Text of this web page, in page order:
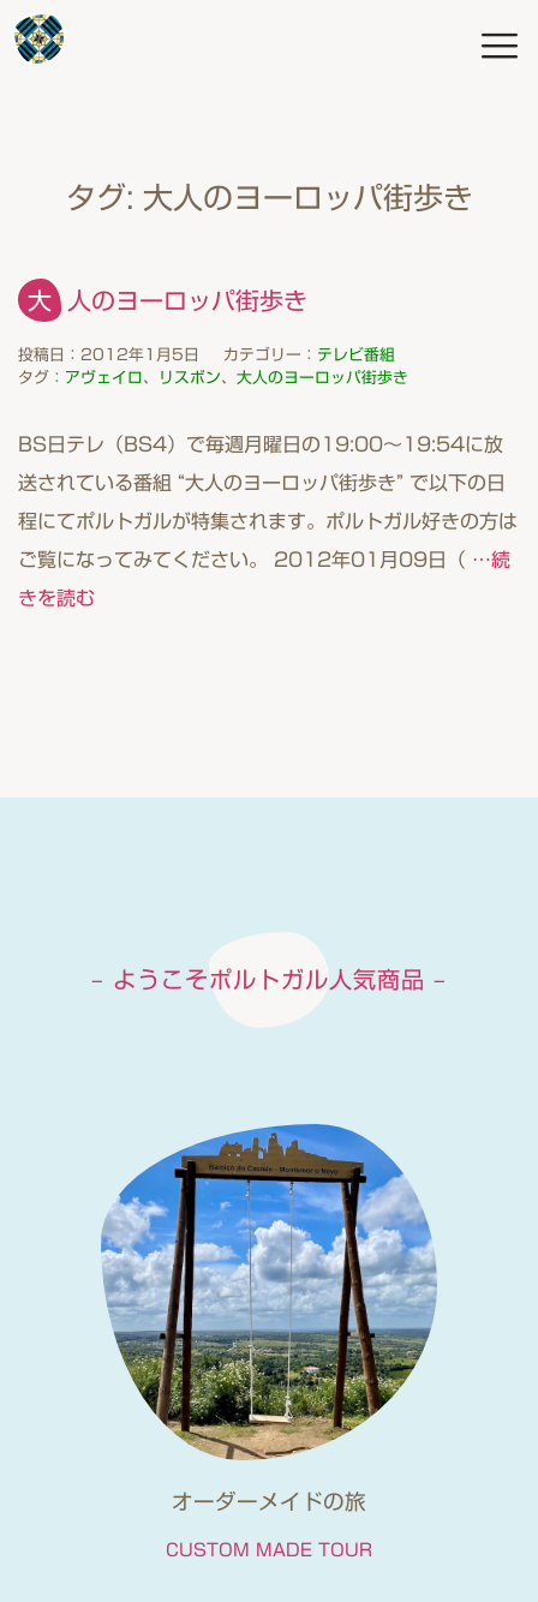
タグ: 大人のヨーロッパ街歩き
大人のヨーロッパ街歩き
投稿日：2012年1月5日 カテゴリー： テレビ番組
タグ： アヴェイロ、 リスボン、 大人のヨーロッパ街歩き
BS日テレ（BS4）で毎週月曜日の19:00～19:54に放
送されている番組 “大人のヨーロッパ街歩き” で以下の日
程にてポルトガルが特集されます。ポルトガル好きの方は
ご覧になってみてください。 2012年01月09日（ …続
きを読む
– ようこそポルトガル人気商品 –
オーダーメイドの旅
CUSTOM MADE TOUR